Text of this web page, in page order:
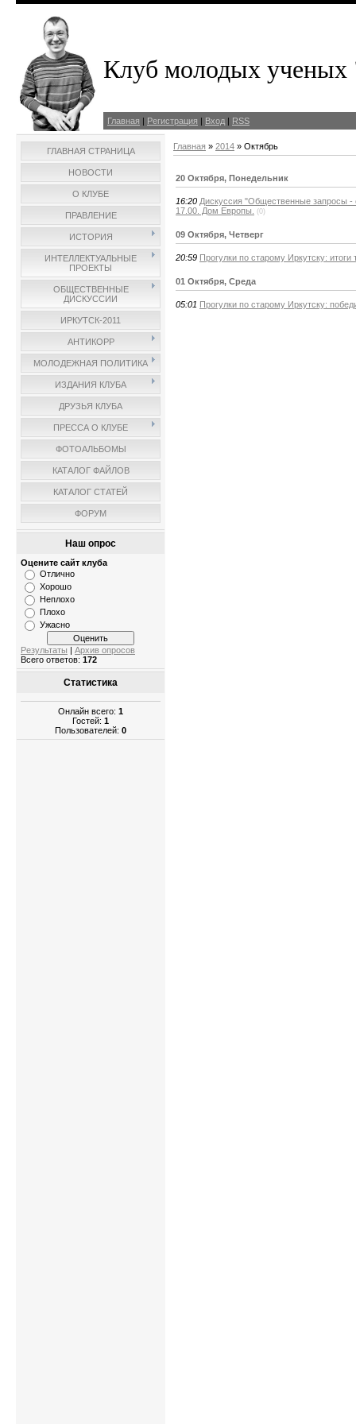
Клуб молодых
Главная | Регистрация | Вход | RSS
ГЛАВНАЯ СТРАНИЦА
НОВОСТИ
О КЛУБЕ
ПРАВЛЕНИЕ
ИСТОРИЯ
ИНТЕЛЛЕКТУАЛЬНЫЕ
ПРОЕКТЫ
ОБЩЕСТВЕННЫЕ
ДИСКУССИИ
ИРКУТСК-2011
АНТИКОРР
МОЛОДЕЖНАЯ ПОЛИТИКА
ИЗДАНИЯ КЛУБА
ДРУЗЬЯ КЛУБА
ПРЕССА О КЛУБЕ
ФОТОАЛЬБОМЫ
КАТАЛОГ ФАЙЛОВ
КАТАЛОГ СТАТЕЙ
ФОРУМ
Наш опрос
Оцените сайт клуба
Отлично
Хорошо
Неплохо
Плохо
Ужасно
Результаты | Архив опросов
Всего ответов: 172
Статистика
Онлайн всего: 1
Гостей: 1
Пользователей: 0
Главная » 2014 » Октябрь
20 Октября, Понедельник
16:20 Дискуссия "Общественные запросы -
17.00. Дом Европы.
(0)
09 Октября, Четверг
20:59 Прогулки по старому Иркутску: итоги
01 Октября, Среда
05:01 Прогулки по старому Иркутску: